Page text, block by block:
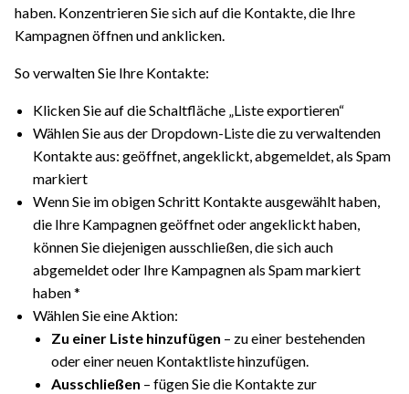
haben. Konzentrieren Sie sich auf die Kontakte, die Ihre
Kampagnen öffnen und anklicken.
So verwalten Sie Ihre Kontakte:
Klicken Sie auf die Schaltfläche „Liste exportieren“
Wählen Sie aus der Dropdown-Liste die zu verwaltenden
Kontakte aus: geöffnet, angeklickt, abgemeldet, als Spam
markiert
Wenn Sie im obigen Schritt Kontakte ausgewählt haben,
die Ihre Kampagnen geöffnet oder angeklickt haben,
können Sie diejenigen ausschließen, die sich auch
abgemeldet oder Ihre Kampagnen als Spam markiert
haben *
Wählen Sie eine Aktion:
Zu einer Liste hinzufügen – zu einer bestehenden
oder einer neuen Kontaktliste hinzufügen.
Ausschließen – fügen Sie die Kontakte zur